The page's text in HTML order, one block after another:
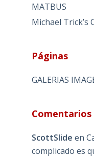
MATBUS
Michael Trick’s
Páginas
GALERIAS
ScottSlide en
complicado es